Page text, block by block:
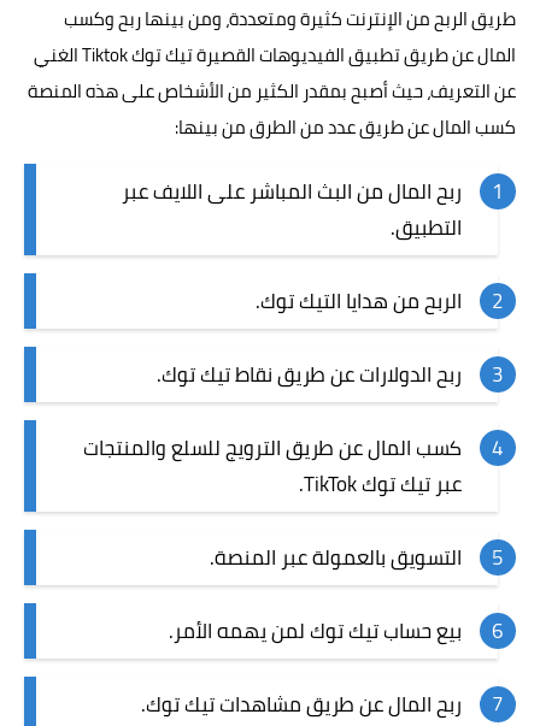
طريق الربح من الإنترنت كثيرة ومتعددة، ومن بينها ربح وكسب
المال عن طريق تطبيق الفيديوهات القصيرة تيك توك Tiktok الغني
عن التعريف، حيث أصبح بمقدر الكثير من الأشخاص على هذه المنصة
كسب المال عن طريق عدد من الطرق من بينها:
ربح المال من البث المباشر على اللايف عبر
التطبيق.
الربح من هدايا التيك توك.
ربح الدولارات عن طريق نقاط تيك توك.
كسب المال عن طريق الترويج للسلع والمنتجات
عبر تيك توك TikTok.
التسويق بالعمولة عبر المنصة.
بيع حساب تيك توك لمن يهمه الأمر.
ربح المال عن طريق مشاهدات تيك توك.